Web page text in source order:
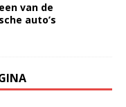
van de
auto’s